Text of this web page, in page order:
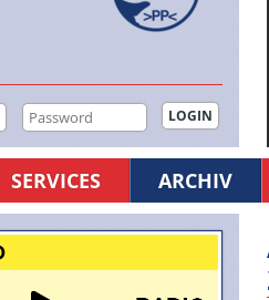
SERVICES ARCHIV